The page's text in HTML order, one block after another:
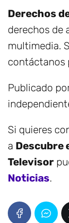
Derechos
derechos de
multimedia.
contáctanos
Publicado
Si quieres
a Descubre
Televisor
Noticias.